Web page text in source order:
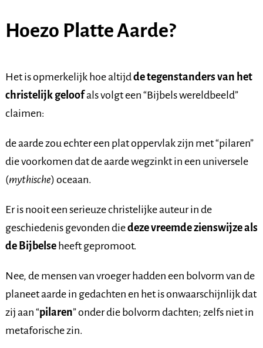
Hoezo Platte Aarde?
Het is opmerkelijk hoe altijdde tegenstanders van het
christelijk geloofals volgt een “Bijbels wereldbeeld”
claimen:
de aarde zou echter een plat oppervlak zijn met “pilaren”
die voorkomen dat de aarde wegzinkt in een universele
(mythische) oceaan.
Er is nooit een serieuze christelijke auteur in de
geschiedenis gevonden diedeze vreemde zienswijze als
de Bijbelse heeft gepromoot.
Nee, de mensen van vroeger hadden een bolvorm van de
planeet aarde in gedachten en het is onwaarschijnlijk dat
zij aan “pilaren” onder die bolvorm dachten; zelfs niet in
metaforische zin.